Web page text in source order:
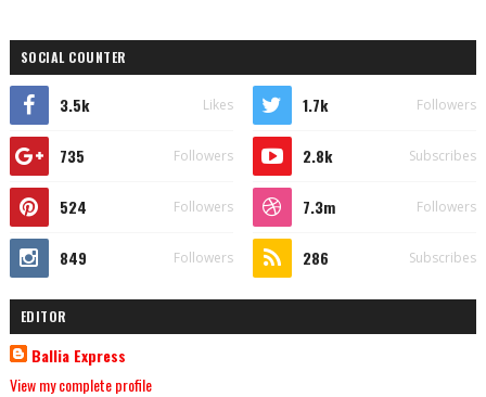
SOCIAL COUNTER
3.5k Likes 1.7k Followers
735 Followers 2.8k Subscribes
524 Followers 7.3m Followers
849 Followers 286 Subscribes
EDITOR
Ballia Express
View my complete profile